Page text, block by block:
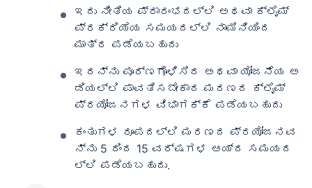
ಇದು ನೀತಿಯ ಪ್ರಾರಂಭದಲ್ಲಿ ಅಥವಾ ಕ್ಲೈಮ್
ಪ್ರಕ್ರಿಯೆಯ ಸಮಯದಲ್ಲಿ ನಾಮಿನಿಯಿಂದ
ಮಾತ್ರ ಪಡೆಯಬಹುದು
ಇದನ್ನು ಪೂರ್ಣಗೊಳಿಸಿದ ಅಥವಾ ಯೋಜನೆಯ ಅ
ಡಿಯಲ್ಲಿ ಪಾವತಿಸಬೇಕಾದ ಮರಣದ ಕ್ಲೈಮ್
ಪ್ರಯೋಜನಗಳ ವಿಭಾಗಕ್ಕೆ ಪಡೆಯಬಹುದು
ಕಂತುಗಳ ರೂಪದಲ್ಲಿ ಮರಣದ ಪ್ರಯೋಜನವ
ನ್ನು 5 ರಿಂದ 15 ವರ್ಷಗಳ ಆಯ್ದ ಸಮಯದ
ಲ್ಲಿ ಪಡೆಯಬಹುದು.